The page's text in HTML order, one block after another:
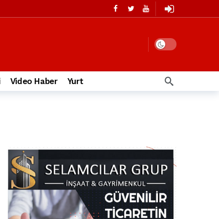
Video Haber Yurt